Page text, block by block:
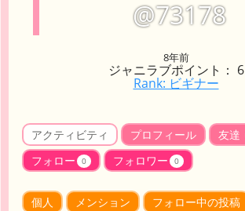
@73178
8年前
ジャニラブポイント： 6
Rank: ビギナー
アクティビティ プロフィール 友達
フォロー 0 フォロワー 0
個人 メンション フォロー中の投稿